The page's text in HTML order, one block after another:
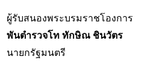
ผู้รับสนองพระบรมราชโองการ
พันตำรวจโท ทักษิณ ชินวัตร
นายกรัฐมนตรี